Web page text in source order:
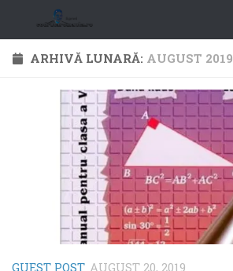
ARHIVĂ LUNARĂ: AUGUST 2019
GUEST POST AUGUST 20, 2019